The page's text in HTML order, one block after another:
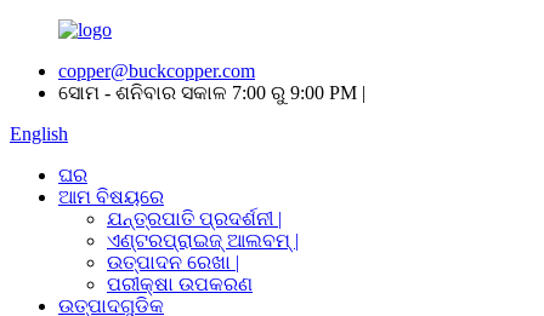
copper@buckcopper.com
ସୋମ - ଶନିବାର ସକାଳ 7:00 ରୁ 9:00 PM |
English
ଘର
ଆମ ବିଷୟରେ
ଯନ୍ତ୍ରପାତି ପ୍ରଦର୍ଶନୀ |
ଏଣ୍ଟରପ୍ରାଇଜ୍ ଆଲବମ୍ |
ଉତ୍ପାଦନ ରେଖା |
ପରୀକ୍ଷା ଉପକରଣ
ଉତ୍ପାଦଗୁଡିକ